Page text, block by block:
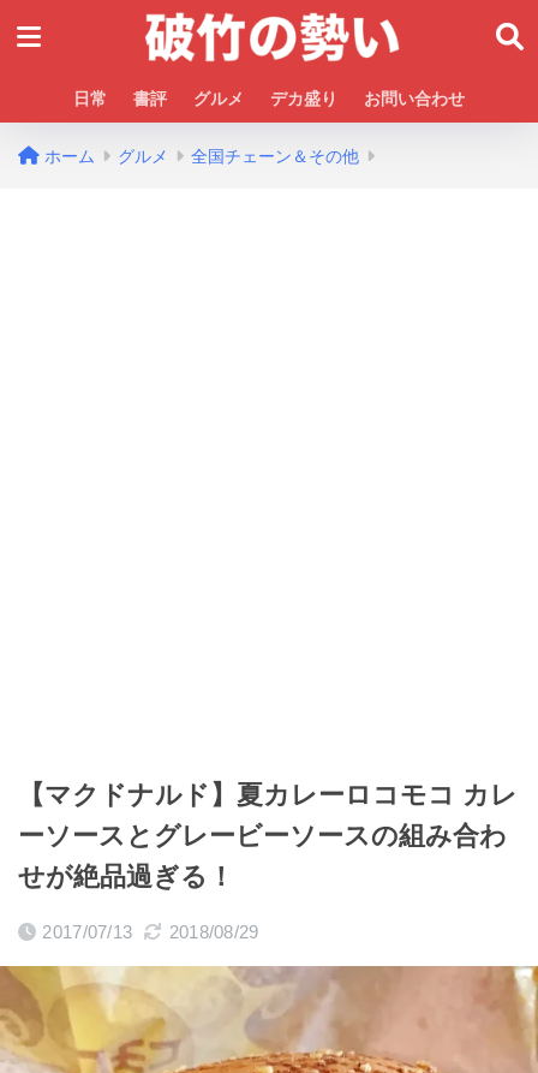
日常 書評 グルメ デカ盛り お問い合わせ
ホーム グルメ 全国チェーン＆その他
【マクドナルド】夏カレーロコモコ カレ
ーソースとグレービーソースの組み合わ
せが絶品過ぎる！
2017/07/13 2018/08/29